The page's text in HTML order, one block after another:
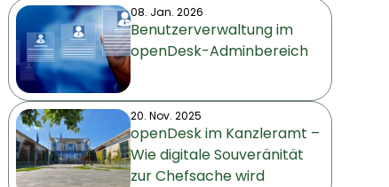
08. Jan. 2026
Benutzerverwaltung im
openDesk-Adminbereich
20. Nov. 2025
openDesk im Kanzleramt –
Wie digitale Souveränität
zur Chefsache wird